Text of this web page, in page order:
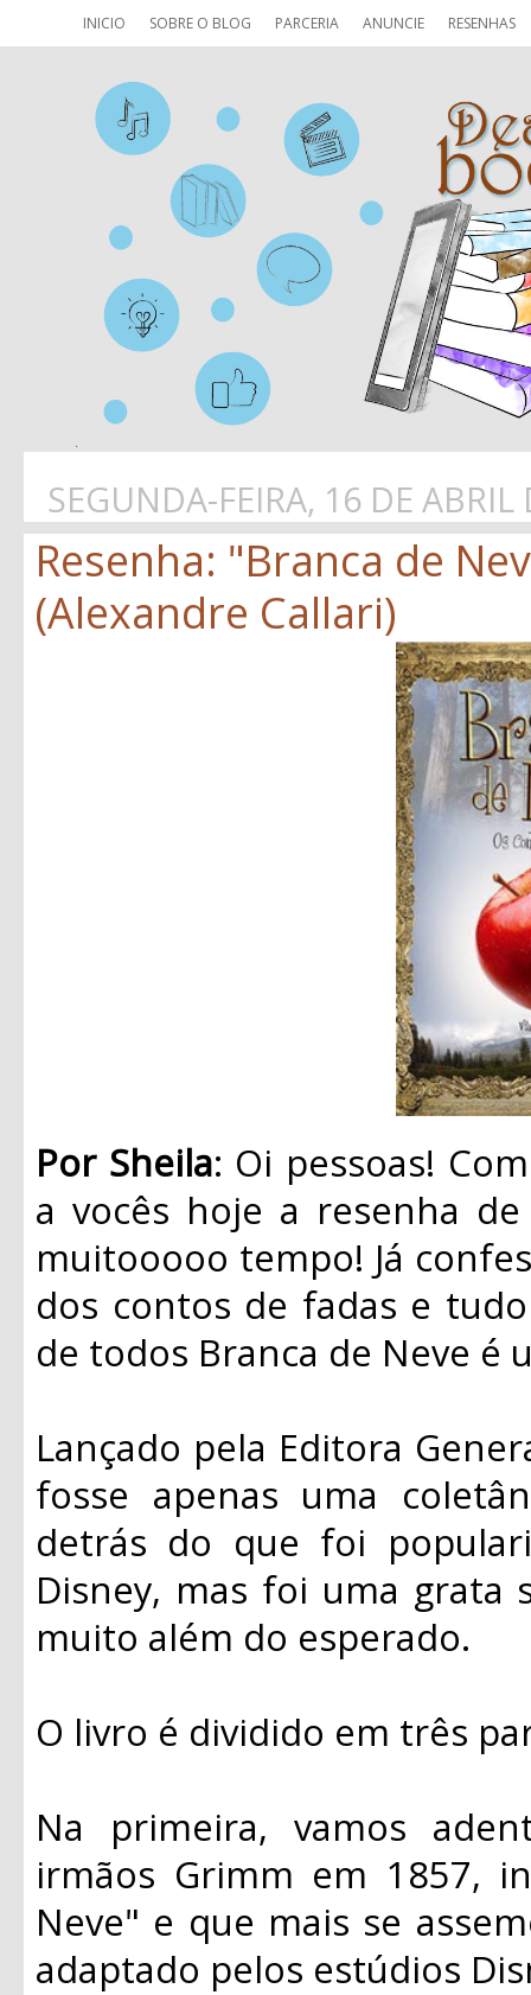
INICIO SOBRE O BLOG PARCERIA ANUNCIE RESENHAS
SEGUNDA-FEIRA, 16 DE ABRIL
Resenha: "Branca de
(Alexandre Callari)
Por Sheila: Oi pessoas!
a vocês hoje a resenha
muitooooo tempo! Já
dos contos de fadas e
de todos Branca de Neve é
Lançado pela Editora
fosse apenas uma
detrás do que foi
Disney, mas foi uma grata
muito além do esperado.
O livro é dividido em três
Na primeira, vamos
irmãos Grimm em 1857,
Neve" e que mais se
adaptado pelos estúdios